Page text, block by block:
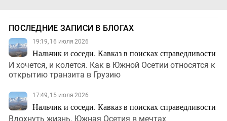
ПОСЛЕДНИЕ ЗАПИСИ В БЛОГАХ
19:19, 16 июля 2026
Нальчик и соседи. Кавказ в поисках справедливости
И хочется, и колется. Как в Южной Осетии относятся к
открытию транзита в Грузию
17:49, 15 июля 2026
Нальчик и соседи. Кавказ в поисках справедливости
Вдохнуть жизнь. Южная Осетия в мечтах